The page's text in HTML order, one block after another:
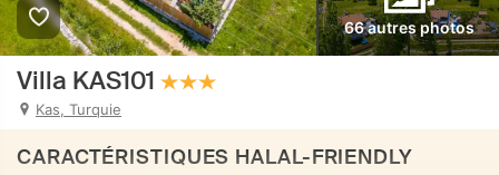
66 autres photos
Villa KAS101
Kas, Turquie
CARACTÉRISTIQUES HALAL-FRIENDLY